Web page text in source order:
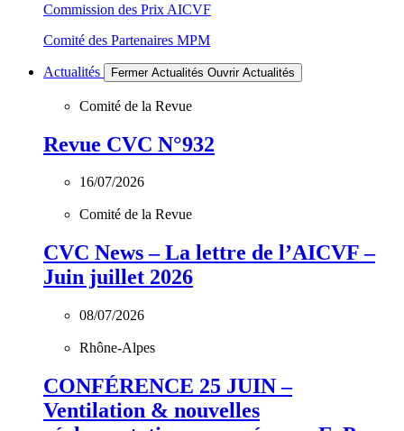
Commission des Prix AICVF
Comité des Partenaires MPM
Actualités Fermer Actualités Ouvrir Actualités
Comité de la Revue
Revue CVC N°932
16/07/2026
Comité de la Revue
CVC News – La lettre de l’AICVF –
Juin juillet 2026
08/07/2026
Rhône-Alpes
CONFÉRENCE 25 JUIN –
Ventilation & nouvelles